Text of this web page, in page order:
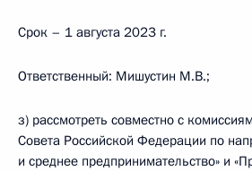
Срок – 1 августа 2023 г.
Ответственный: Мишустин М.В.;
з) рассмотреть совместно с
Совета Российской Федерации по
и среднее предпринимательство» и